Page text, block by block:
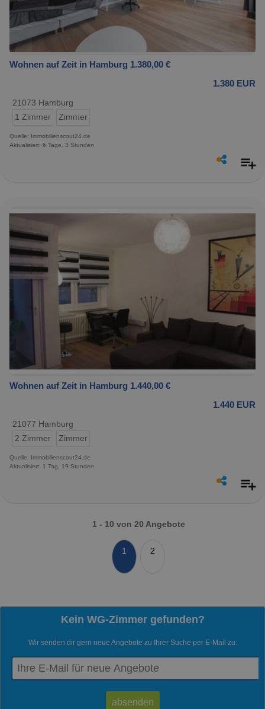
Wohnen auf Zeit in Hamburg 1.380,00 €
1.380 EUR
21073 Hamburg
1 Zimmer
Zimmer
Quelle: Immobilienscout24.de
Aktualisiert: 6 Tage, 3 Stunden
Wohnen auf Zeit in Hamburg 1.440,00 €
1.440 EUR
21077 Hamburg
2 Zimmer
Zimmer
Quelle: Immobilienscout24.de
Aktualisiert: 1 Tag, 19 Stunden
1 - 10 von 20 Angebote
1 2
Kein WG-Zimmer gefunden?
Wir senden dir gern neue Angebote zu Ihrer Suche per E-Mail zu: